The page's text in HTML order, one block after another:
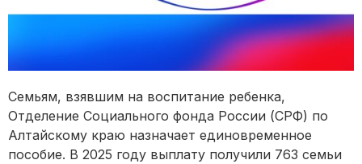
Семьям, взявшим на воспитание ребенка,
Отделение Социального фонда России (СРФ) по
Алтайскому краю назначает единовременное
пособие. В 2025 году выплату получили 763 семьи